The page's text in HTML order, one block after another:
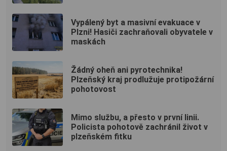
Vypálený byt a masivní evakuace v
Plzni! Hasiči zachraňovali obyvatele v
maskách
Žádný oheň ani pyrotechnika!
Plzeňský kraj prodlužuje protipožární
pohotovost
Mimo službu, a přesto v první linii.
Policista pohotově zachránil život v
plzeňském fitku